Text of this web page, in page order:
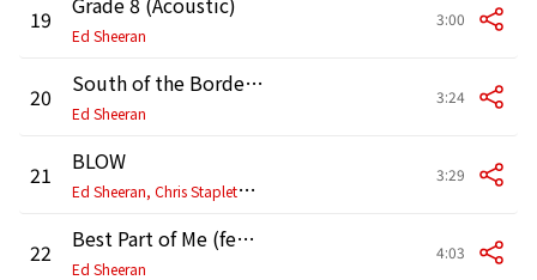
19
Ed Sheeran
3:00
20 South of the Border (feat. Camila Cabello & Cardi B)
Ed Sheeran
3:24
21
BLOW
E
d Sheeran, Chris Stapleton, Bruno Mars
3:29
22 Best Part of Me (feat. YEBBA)
Ed Sheeran
4:03